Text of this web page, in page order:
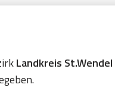
Landkreis St.Wendel